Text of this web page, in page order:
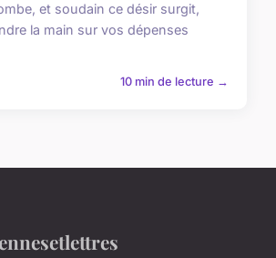
et soudain ce désir surgit,
la main sur vos dépenses
10 min de lecture →